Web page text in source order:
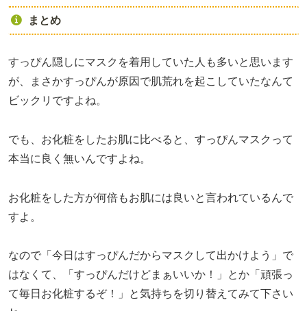
まとめ
すっぴん隠しにマスクを着用していた人も多いと思います
が、まさかすっぴんが原因で肌荒れを起こしていたなんて
ビックリですよね。
でも、お化粧をしたお肌に比べると、すっぴんマスクって
本当に良く無いんですよね。
お化粧をした方が何倍もお肌には良いと言われているんで
すよ。
なので「今日はすっぴんだからマスクして出かけよう」で
はなくて、「すっぴんだけどまぁいいか！」とか「頑張っ
て毎日お化粧するぞ！」と気持ちを切り替えてみて下さい